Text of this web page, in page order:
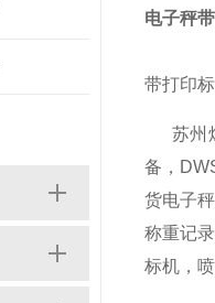
电子秤
带打印
苏州煜
备，
货电子
称重记
标机，